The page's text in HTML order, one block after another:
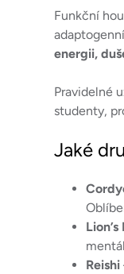
Funkční
energii,
Pravidelné
studenty,
Jaké
Reishi